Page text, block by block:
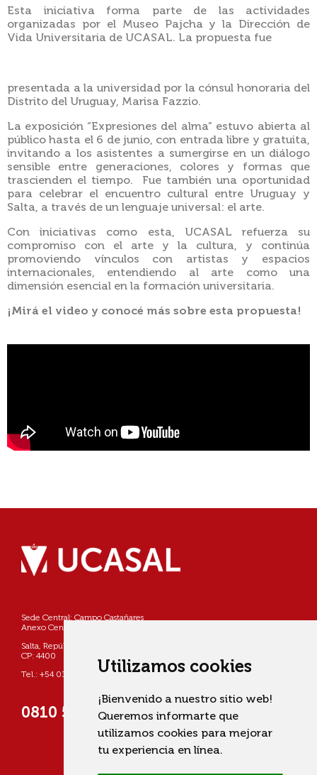
Utilizamos cookies
¡Bienvenido a nuestro sitio web!
Queremos informarte que
utilizamos cookies para mejorar
tu experiencia en línea.
Esta iniciativa forma parte de las actividades
organizadas por el Museo Pajcha y la Dirección de
Vida Universitaria de UCASAL. La propuesta fue
presentada a la universidad por la cónsul honoraria del
Distrito del Uruguay, Marisa Fazzio.
La exposición “Expresiones del alma” estuvo abierta al
público hasta el 6 de junio, con entrada libre y gratuita,
invitando a los asistentes a sumergirse en un diálogo
sensible entre generaciones, colores y formas que
trascienden el tiempo. Fue también una oportunidad
para celebrar el encuentro cultural entre Uruguay y
Salta, a través de un lenguaje universal: el arte.
Con iniciativas como esta, UCASAL refuerza su
compromiso con el arte y la cultura, y continúa
promoviendo vínculos con artistas y espacios
internacionales, entendiendo al arte como una
dimensión esencial en la formación universitaria.
¡Mirá el video y conocé más sobre esta propuesta!
Sede Central: Campo Castañares
Anexo Centro: Pellegrini 790
Salta, República Argentina
CP: 4400
Tel.: +54 0387 4268800
0810 555 822725 (UCASAL)